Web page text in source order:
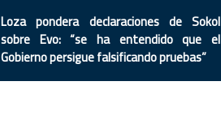
Loza pondera declaraciones de Sokol
sobre Evo: “se ha entendido que el
Gobierno persigue falsificando pruebas”